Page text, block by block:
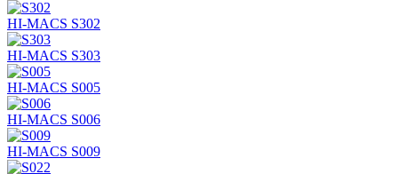
HI-MACS S302
HI-MACS S303
HI-MACS S005
HI-MACS S006
HI-MACS S009